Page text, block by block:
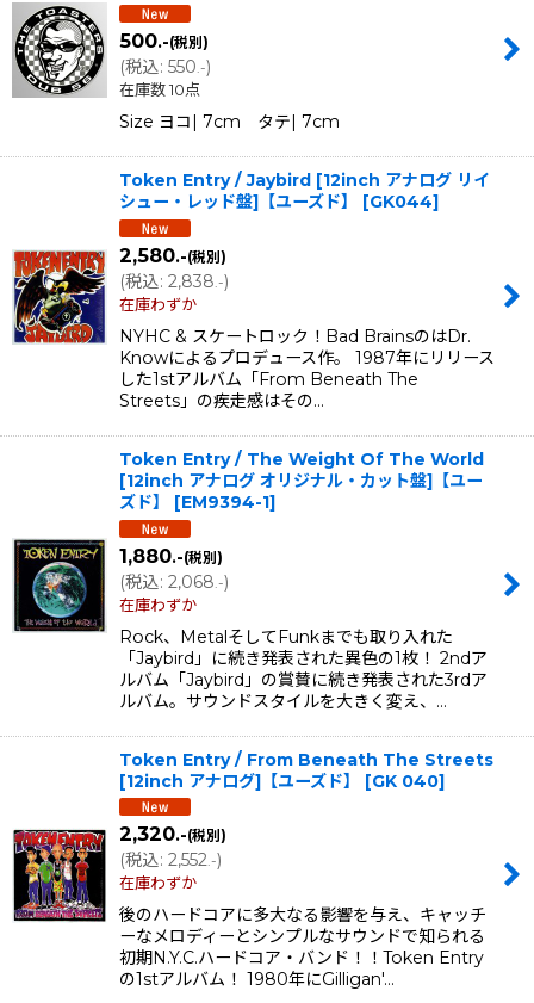
500.-(税別)
(税込: 550.-)
在庫数 10点
Size ヨコ| 7cm タテ| 7cm
Token Entry / Jaybird [12inch アナログ リイ
シュー・レッド盤]【ユーズド】
[GK044]
2,580.-(税別)
(税込: 2,838 .-)
在庫わずか
NYHC & スケートロック！Bad BrainsのはDr.
Knowによるプロデュース作。 1987年にリリース
した1stアルバム「From Beneath The
Streets」の疾走感はその…
Token Entry / The Weight Of The World
[12inch アナログ オリジナル・カット盤]【ユー
ズド】
[EM9394-1]
1,880.-(税別)
(税込: 2,068 .-)
在庫わずか
Rock、MetalそしてFunkまでも取り入れた
「Jaybird」に続き発表された異色の1枚！ 2ndア
ルバム「Jaybird」の賞賛に続き発表された3rdア
ルバム。サウンドスタイルを大きく変え、…
Token Entry / From Beneath The Streets
[12inch アナログ]【ユーズド】
[GK 040]
2,320.-(税別)
(税込: 2,552.-)
在庫わずか
後のハードコアに多大なる影響を与え、キャッチ
ーなメロディーとシンプルなサウンドで知られる
初期N.Y.C.ハードコア・バンド！！Token Entry
の1stアルバム！ 1980年にGilligan'…